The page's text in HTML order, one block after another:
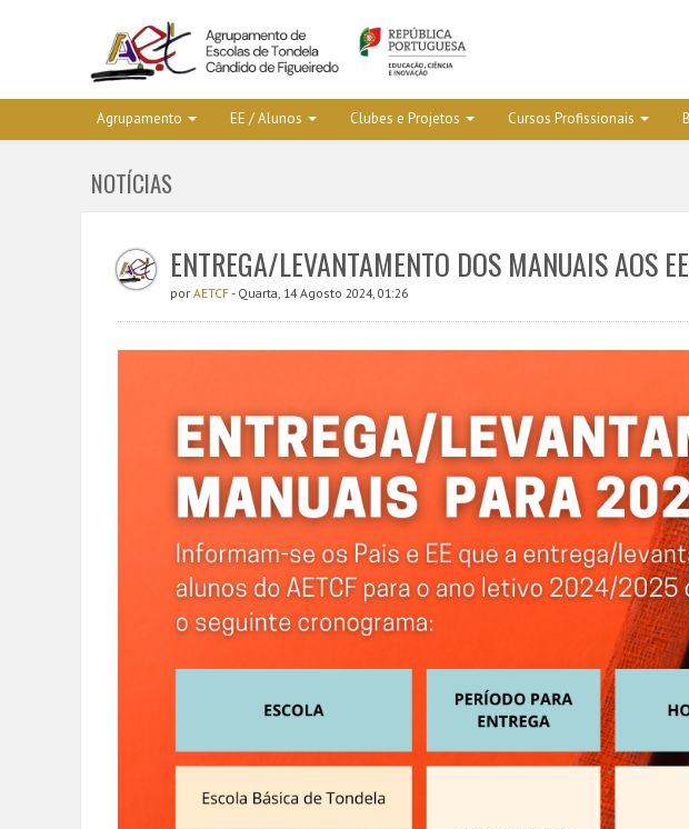
Agrupamento EE / Alunos Clubes e Projetos Cursos Profissionais
NOTÍCIAS
ENTREGA/LEVANTAMENTO DOS MANUAIS AOS
por AETCF- Quarta, 14 Agosto 2024, 01:26